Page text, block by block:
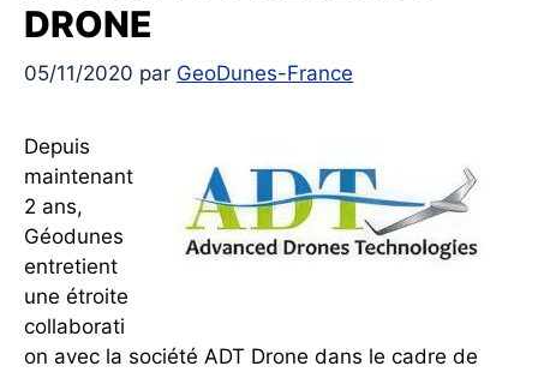
DRONE
05/11/2020 par GeoDunes-France
Depuis
maintenant
2 ans,
Géodunes
entretient
une étroite
collaborati
on avec la société ADT Drone dans le cadre de